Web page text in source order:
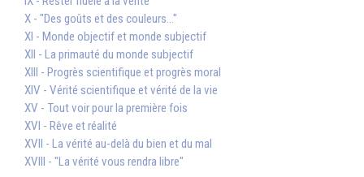
X - "Des goûts et des couleurs..."
XI - Monde objectif et monde subjectif
XII - La primauté du monde subjectif
XIII - Progrès scientifique et progrès moral
XIV - Vérité scientifique et vérité de la vie
XV - Tout voir pour la première fois
XVI - Rêve et réalité
XVII - La vérité au-delà du bien et du mal
XVIII - "La vérité vous rendra libre"